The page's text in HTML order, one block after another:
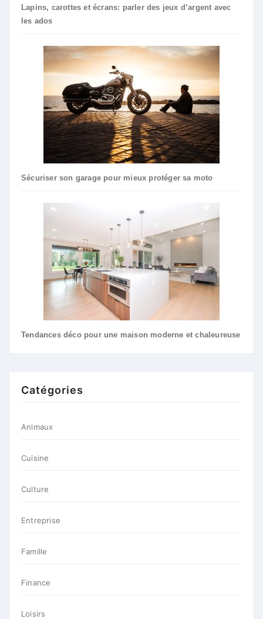
Lapins, carottes et écrans: parler des jeux d’argent avec
les ados
Sécuriser son garage pour mieux protéger sa moto
Tendances déco pour une maison moderne et chaleureuse
Catégories
Animaux
Cuisine
Culture
Entreprise
Famille
Finance
Loisirs